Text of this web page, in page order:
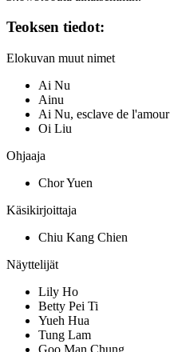
Teoksen tiedot:
Elokuvan muut nimet
Ai Nu
Ainu
Ai Nu, esclave de l'amour
Oi Liu
Ohjaaja
Chor Yuen
Käsikirjoittaja
Chiu Kang Chien
Näyttelijät
Lily Ho
Betty Pei Ti
Yueh Hua
Tung Lam
Goo Man Chung